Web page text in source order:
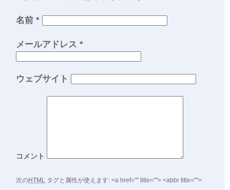
名前 *
メールアドレス *
ウェブサイト
コメント
次のHTML タグと属性が使えます: <a href="" title=""> <abbr title="">